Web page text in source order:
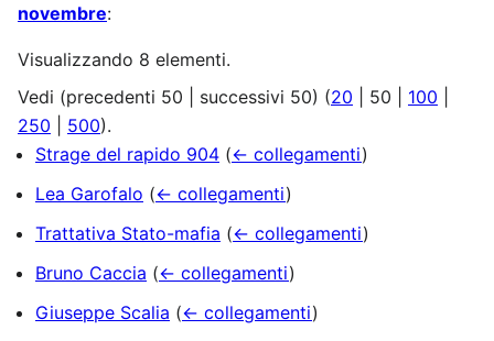
novembre:
Visualizzando 8 elementi.
Vedi (precedenti 50 successivi 50) (20 50 100
250
500).
Strage del rapido 904 (← collegamenti)
Lea Garofalo (← collegamenti)
Trattativa Stato-mafia (← collegamenti)
Bruno Caccia (← collegamenti)
Giuseppe Scalia (← collegamenti)